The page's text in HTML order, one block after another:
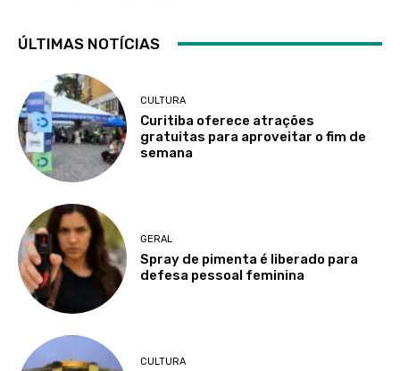
ÚLTIMAS NOTÍCIAS
CULTURA
Curitiba oferece atrações
gratuitas para aproveitar o fim de
semana
GERAL
Spray de pimenta é liberado para
defesa pessoal feminina
CULTURA